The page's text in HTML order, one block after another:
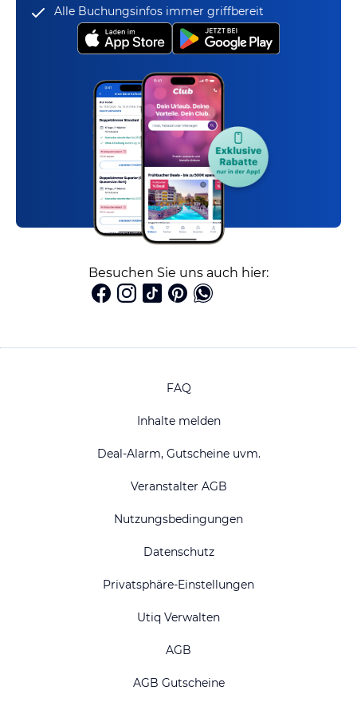
Alle Buchungsinfos immer griffbereit
Besuchen Sie uns auch hier:
FAQ
Inhalte melden
Deal-Alarm, Gutscheine uvm.
Veranstalter AGB
Nutzungsbedingungen
Datenschutz
Privatsphäre-Einstellungen
Utiq Verwalten
AGB
AGB Gutscheine